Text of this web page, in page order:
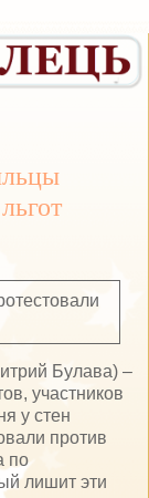
Булава) –
участников
у стен
против
по
лишит эти